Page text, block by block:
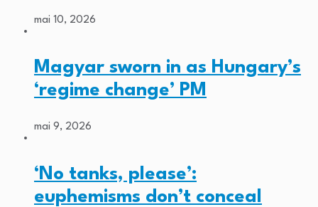
mai 10, 2026
Magyar sworn in as Hungary’s
‘regime change’ PM
mai 9, 2026
‘No tanks, please’:
euphemisms don’t conceal